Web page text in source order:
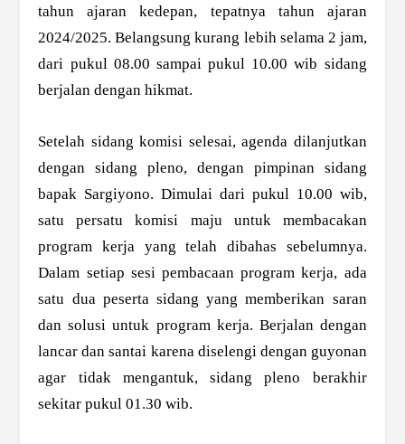
tahun ajaran kedepan, tepatnya tahun ajaran
2024/2025. Belangsung kurang lebih selama 2 jam,
dari pukul 08.00 sampai pukul 10.00 wib sidang
berjalan dengan hikmat.
Setelah sidang komisi selesai, agenda dilanjutkan
dengan sidang pleno, dengan pimpinan sidang
bapak Sargiyono. Dimulai dari pukul 10.00 wib,
satu persatu komisi maju untuk membacakan
program kerja yang telah dibahas sebelumnya.
Dalam setiap sesi pembacaan program kerja, ada
satu dua peserta sidang yang memberikan saran
dan solusi untuk program kerja. Berjalan dengan
lancar dan santai karena diselengi dengan guyonan
agar tidak mengantuk, sidang pleno berakhir
sekitar pukul 01.30 wib.